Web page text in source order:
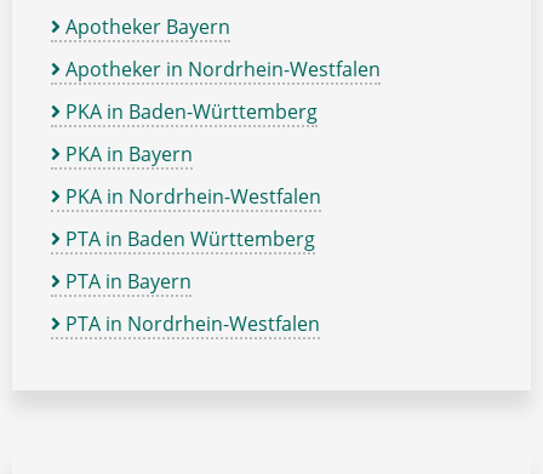
Apotheker Bayern
Apotheker in Nordrhein-Westfalen
PKA in Baden-Württemberg
PKA in Bayern
PKA in Nordrhein-Westfalen
PTA in Baden Württemberg
PTA in Bayern
PTA in Nordrhein-Westfalen